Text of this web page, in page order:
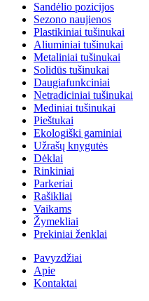
Sandėlio pozicijos
Sezono naujienos
Plastikiniai tušinukai
Aliuminiai tušinukai
Metaliniai tušinukai
Solidūs tušinukai
Daugiafunkciniai
Netradiciniai tušinukai
Mediniai tušinukai
Pieštukai
Ekologiški gaminiai
Užrašų knygutės
Dėklai
Rinkiniai
Parkeriai
Rašikliai
Vaikams
Žymekliai
Prekiniai ženklai
Pavyzdžiai
Apie
Kontaktai